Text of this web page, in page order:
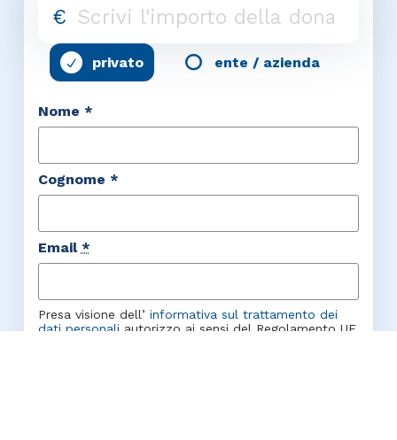
€
privato ente / azienda
Nome *
Cognome *
Email *
Presa visione dell’ informativa sul trattamento dei
dati personali autorizzo ai sensi del Regolamento UE